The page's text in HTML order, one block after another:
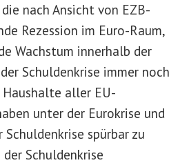
nach Ansicht von EZB-
Rezession im Euro-Raum,
Wachstum innerhalb der
Schuldenkrise immer noch
aller EU-
unter der Eurokrise und
spürbar zu
Schuldenkrise